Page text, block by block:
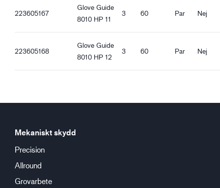
Ventilerande
Bra våtgrepp
223605167
Glove Guide
8010 HP 11
3 60 Par Nej
223605168
Glove Guide
8010 HP 12
3 60 Par Nej
Mekaniskt skydd
Precision
Allround
Grovarbete